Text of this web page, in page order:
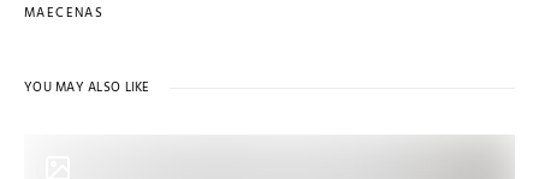
MAECENAS
YOU MAY ALSO LIKE